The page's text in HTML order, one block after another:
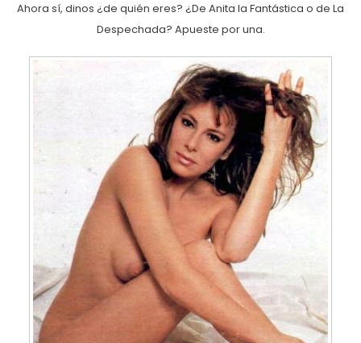
Ahora sí, dinos ¿de quién eres? ¿De Anita la Fantástica o de La
Despechada? Apueste por una.